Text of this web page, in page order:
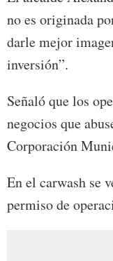
no es originada
darle mejor
inversión”.
Señaló que los
negocios que
Corporación
En el carwash se
permiso de